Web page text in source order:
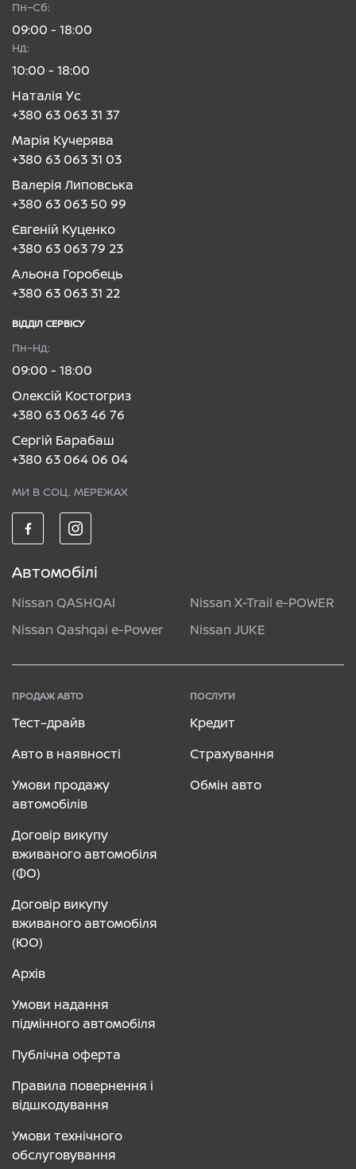
Пн–Сб:
09:00 - 18:00
Нд:
10:00 - 18:00
Наталія Ус
+380 63 063 31 37
Марія Кучерява
+380 63 063 31 03
Валерія Липовська
+380 63 063 50 99
Євгеній Куценко
+380 63 063 79 23
Альона Горобець
+380 63 063 31 22
ВІДДІЛ CЕРВІСУ
Пн–Нд:
09:00 - 18:00
Олексій Костогриз
+380 63 063 46 76
Сергій Барабаш
+380 63 064 06 04
МИ В СОЦ. МЕРЕЖАХ
Автомобілі
Nissan QASHQAI
Nissan X-Trail e-POWER
Nissan Qashqai e-Power
Nissan JUKE
ПРОДАЖ АВТО
Тест–драйв
Авто в наявності
Умови продажу
автомобілів
Договір викупу
вживаного автомобіля
(ФО)
Договір викупу
вживаного автомобіля
(ЮО)
Архів
Умови надання
підмінного автомобіля
Публічна оферта
Правила повернення і
відшкодування
Умови технічного
обслуговування
ПОСЛУГИ
Кредит
Страхування
Обмін авто